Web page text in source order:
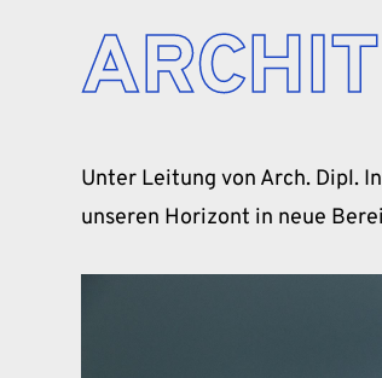
Unter Leitung von Arch. Dipl.
unseren Horizont in neue